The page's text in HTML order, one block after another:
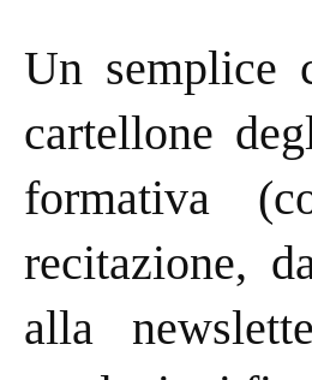
Un semplice
cartellone
formativa
recitazione,
alla